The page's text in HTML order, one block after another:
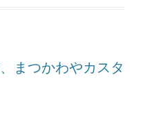
まつかわやカスタ